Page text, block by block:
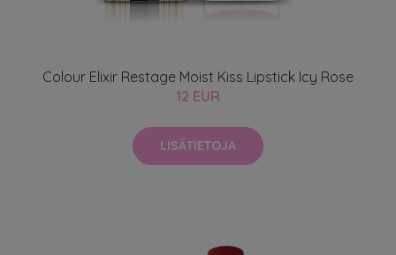
Colour Elixir Restage Moist Kiss Lipstick Icy Rose
12 EUR
LISÄTIETOJA